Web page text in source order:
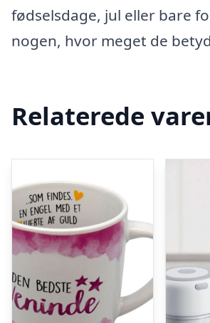
fødselsdage, jul eller bare
nogen, hvor meget de
Relaterede